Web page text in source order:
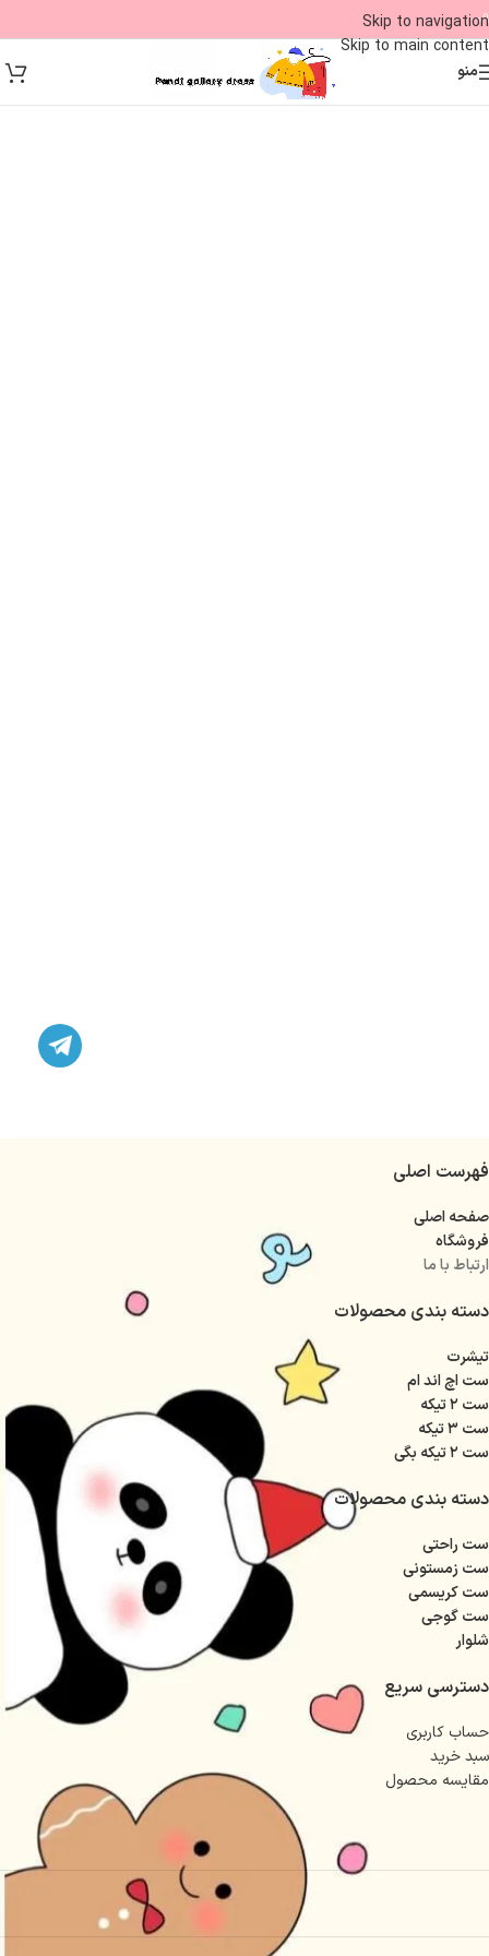
Skip to navigation
Skip to main content
09
منو
فهرست اصلی
صفحه اصلی
فروشگاه
ارتباط با ما
دسته بندی محصولات
تیشرت
ست اچ اند ام
ست ۲ تیکه
ست ۳ تیکه
ست ۲ تیکه بگی
دسته بندی محصولات
ست راحتی
ست زمستونی
ست کریسمی
ست گوجی
شلوار
دسترسی سریع
حساب کاربری
سبد خرید
مقایسه محصول